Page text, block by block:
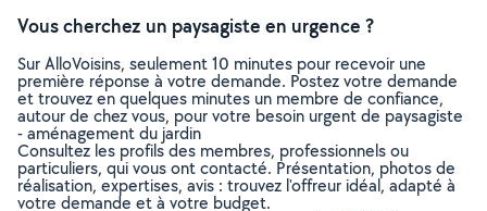
Vous cherchez un paysagiste en urgence ?
Sur AlloVoisins, seulement 10 minutes pour recevoir une
première réponse à votre demande. Postez votre demande
et trouvez en quelques minutes un membre de confiance,
autour de chez vous, pour votre besoin urgent de paysagiste
- aménagement du jardin
Consultez les profils des membres, professionnels ou
particuliers, qui vous ont contacté. Présentation, photos de
réalisation, expertises, avis : trouvez l'offreur idéal, adapté à
votre demande et à votre budget.